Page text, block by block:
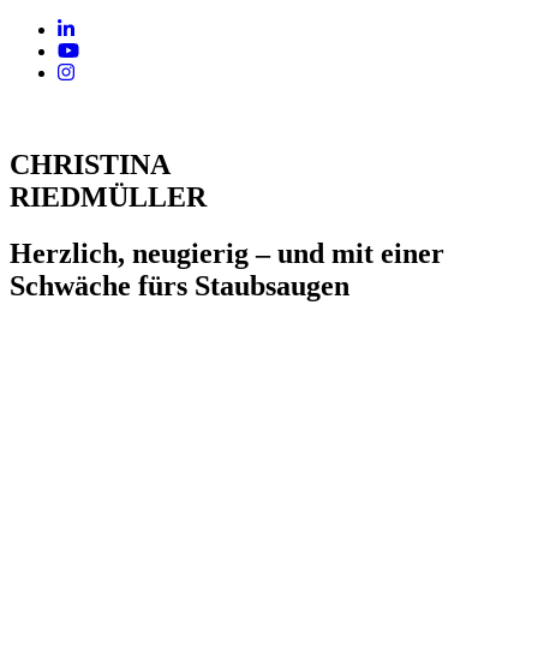
CHRISTINA
RIEDMÜLLER
Herzlich, neugierig – und mit einer
Schwäche fürs Staubsaugen